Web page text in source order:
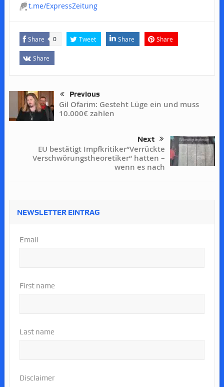
💬 t.me/ExpressZeitung
Share 0 Tweet Share Share
Share
Previous
Gil Ofarim: Gesteht Lüge ein und muss
10.000€ zahlen
Next
EU bestätigt Impfkritiker“Verrückte
Verschwörungstheoretiker“ hatten –
wenn es nach
NEWSLETTER EINTRAG
Email
First name
Last name
Disclaimer